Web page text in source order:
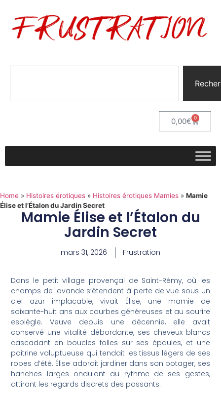
0,00€ 0
Home » Histoires érotiques » Histoires érotiques Mamies » Mamie
Élise et l’Étalon du Jardin Secret
Mamie Élise et l’Étalon du
Jardin Secret
mars 31, 2026 Frustration
Dans le petit village provençal de Saint-Rémy, où les
champs de lavande s’étendent à perte de vue sous un
ciel azur implacable, vivait Élise, une mamie de
soixante-huit ans aux courbes généreuses et au sourire
espiègle. Veuve depuis une décennie, elle avait
conservé une vitalité débordante, ses cheveux blancs
cascadant en boucles folles sur ses épaules, et une
poitrine voluptueuse qui tendait les tissus légers de ses
robes d’été. Élise adorait jardiner dans son potager, ses
hanches larges ondulant au rythme de ses gestes,
attirant les regards discrets des passants.